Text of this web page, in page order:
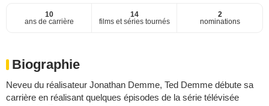
10
ans de carrière
14
films et séries tournés
2
nominations
Biographie
Neveu du réalisateur Jonathan Demme, Ted Demme débute sa
carrière en réalisant quelques épisodes de la série télévisée